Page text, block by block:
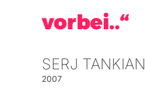
vorbei..“
SERJ TANKIAN
2007